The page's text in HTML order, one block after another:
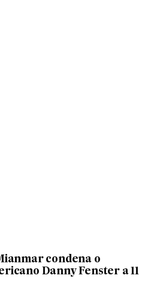
condena o
Danny Fenster a 11